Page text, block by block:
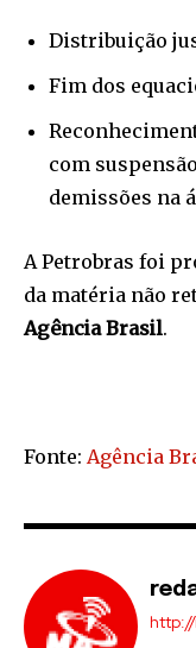
Distribuição
Fim dos
com
demissões na
A Petrobras foi
da matéria não
Agência Brasil.
Fonte: Agência